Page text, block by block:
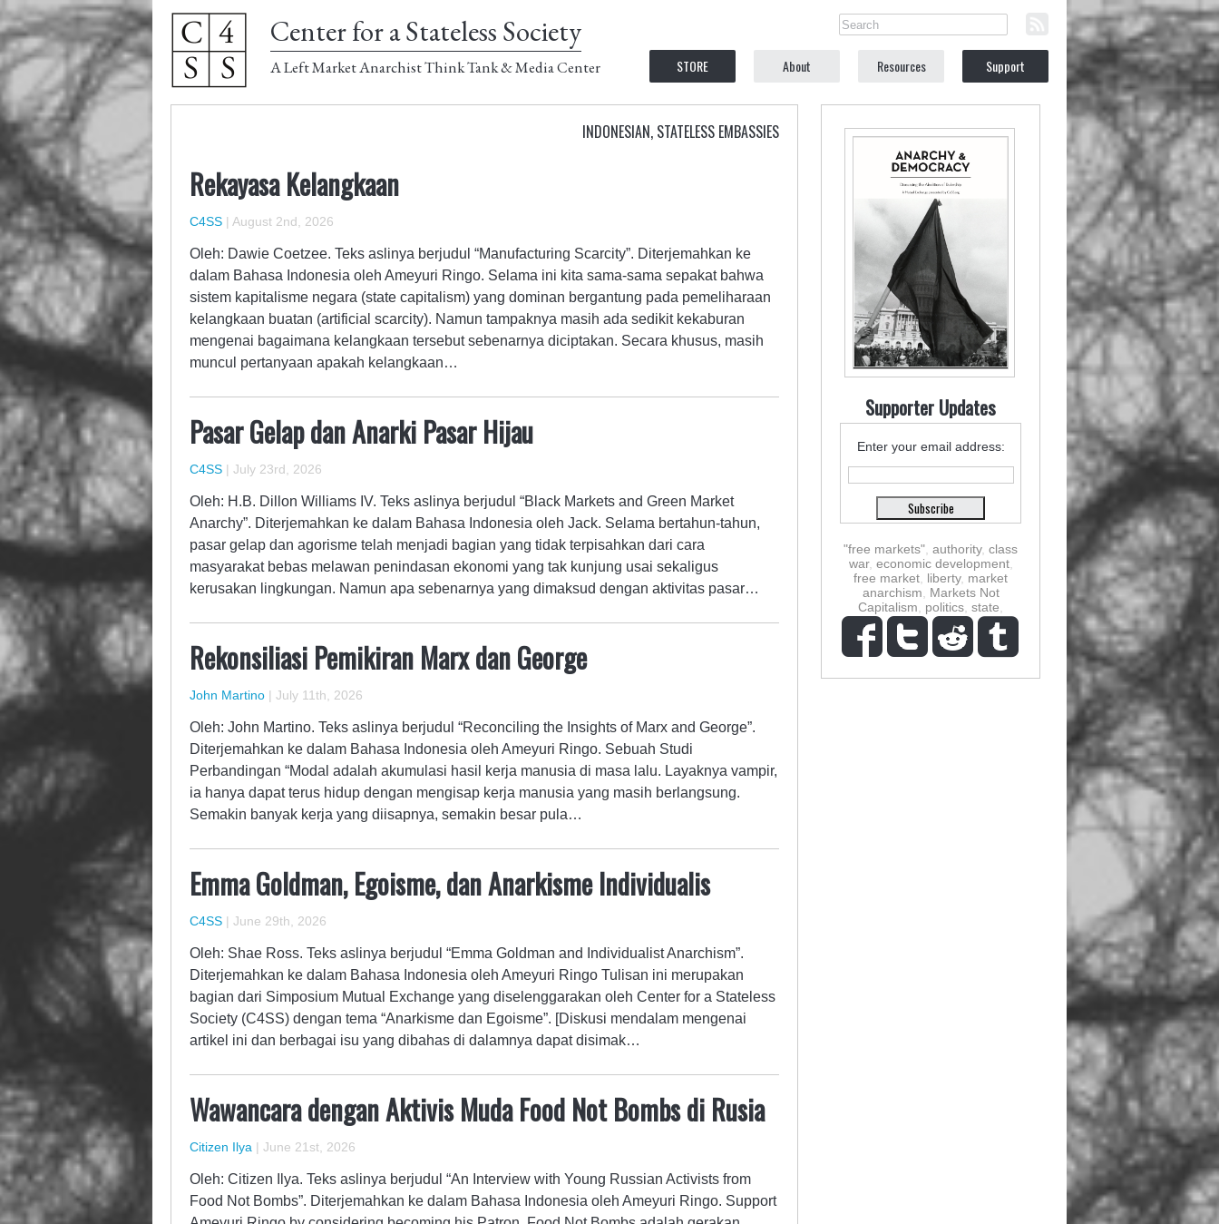
Center for a Stateless Society
A Left Market Anarchist Think Tank & Media Center STORE About Resources Support
INDONESIAN, STATELESS EMBASSIES
Rekayasa Kelangkaan
C4SS | August 2nd, 2026
Oleh: Dawie Coetzee. Teks aslinya berjudul “Manufacturing Scarcity”. Diterjemahkan ke
dalam Bahasa Indonesia oleh Ameyuri Ringo. Selama ini kita sama-sama sepakat bahwa
sistem kapitalisme negara (state capitalism) yang dominan bergantung pada pemeliharaan
kelangkaan buatan (artificial scarcity). Namun tampaknya masih ada sedikit kekaburan
mengenai bagaimana kelangkaan tersebut sebenarnya diciptakan. Secara khusus, masih
muncul pertanyaan apakah kelangkaan…
Pasar Gelap dan Anarki Pasar Hijau
C4SS | July 23rd, 2026
Oleh: H.B. Dillon Williams IV. Teks aslinya berjudul “Black Markets and Green Market
Anarchy”. Diterjemahkan ke dalam Bahasa Indonesia oleh Jack. Selama bertahun-tahun,
pasar gelap dan agorisme telah menjadi bagian yang tidak terpisahkan dari cara
masyarakat bebas melawan penindasan ekonomi yang tak kunjung usai sekaligus
kerusakan lingkungan. Namun apa sebenarnya yang dimaksud dengan aktivitas pasar…
Rekonsiliasi Pemikiran Marx dan George
John Martino | July 11th, 2026
Oleh: John Martino. Teks aslinya berjudul “Reconciling the Insights of Marx and George”.
Diterjemahkan ke dalam Bahasa Indonesia oleh Ameyuri Ringo. Sebuah Studi
Perbandingan “Modal adalah akumulasi hasil kerja manusia di masa lalu. Layaknya vampir,
ia hanya dapat terus hidup dengan mengisap kerja manusia yang masih berlangsung.
Semakin banyak kerja yang diisapnya, semakin besar pula…
Emma Goldman, Egoisme, dan Anarkisme Individualis
C4SS | June 29th, 2026
Oleh: Shae Ross. Teks aslinya berjudul “Emma Goldman and Individualist Anarchism”.
Diterjemahkan ke dalam Bahasa Indonesia oleh Ameyuri Ringo Tulisan ini merupakan
bagian dari Simposium Mutual Exchange yang diselenggarakan oleh Center for a Stateless
Society (C4SS) dengan tema “Anarkisme dan Egoisme”. [Diskusi mendalam mengenai
artikel ini dan berbagai isu yang dibahas di dalamnya dapat disimak…
Wawancara dengan Aktivis Muda Food Not Bombs di Rusia
Citizen Ilya | June 21st, 2026
Oleh: Citizen Ilya. Teks aslinya berjudul “An Interview with Young Russian Activists from
Food Not Bombs”. Diterjemahkan ke dalam Bahasa Indonesia oleh Ameyuri Ringo. Support
Supporter Updates
Enter your email address:
"free markets" authority, class
war, economic development,
free market liberty, market
anarchism
Markets Not
Capitalism
politics state